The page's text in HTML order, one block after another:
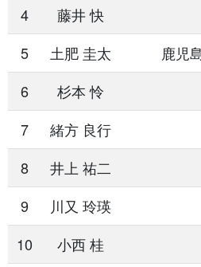
4
藤井 快
5
土肥 圭太
鹿児
6
杉本 怜
7
緒方 良行
8
井上 祐二
9
川又 玲瑛
10
小西 桂